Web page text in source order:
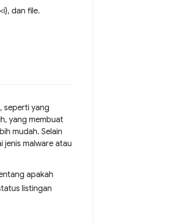
dan file.
seperti yang
yang membuat
mudah. Selain
malware atau
apakah
listingan